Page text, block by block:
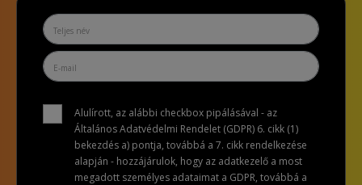
Alulírott, az alábbi checkbox pipálásával - az
Általános Adatvédelmi Rendelet (GDPR) 6. cikk (1)
bekezdés a) pontja, továbbá a 7. cikk rendelkezése
alapján - hozzájárulok, hogy az adatkezelő a most
megadott személyes adataimat a GDPR, továbbá a